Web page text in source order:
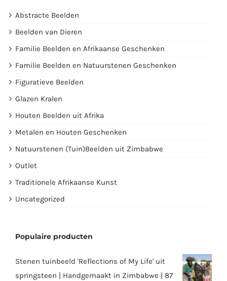
Abstracte Beelden
Beelden van Dieren
Familie Beelden en Afrikaanse Geschenken
Familie Beelden en Natuurstenen Geschenken
Figuratieve Beelden
Glazen Kralen
Houten Beelden uit Afrika
Metalen en Houten Geschenken
Natuurstenen (Tuin)Beelden uit Zimbabwe
Outlet
Traditionele Afrikaanse Kunst
Uncategorized
Populaire producten
Stenen tuinbeeld 'Reflections of My Life' uit
springsteen | Handgemaakt in Zimbabwe | 87